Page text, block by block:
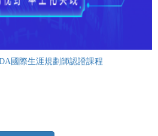
國際生涯規劃師認證課程